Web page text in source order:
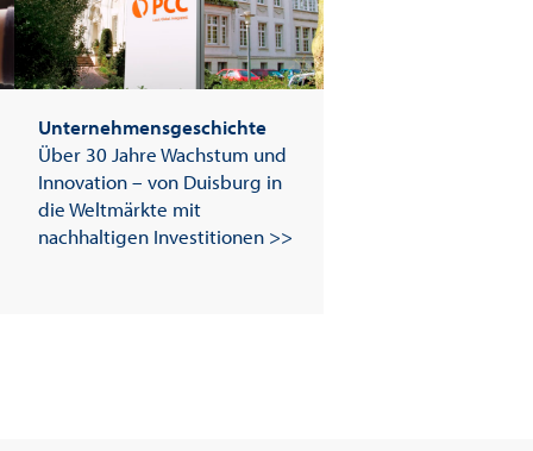
Unternehmensgeschichte
Über 30 Jahre Wachstum und
Innovation – von Duisburg in
die Weltmärkte mit
nachhaltigen Investitionen >>